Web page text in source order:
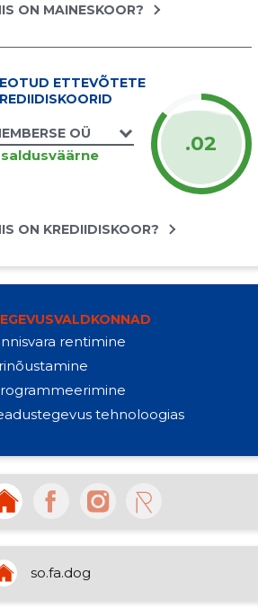
ON MAINESKOOR?
ETTEVÕTETE
OÜ .02
ON KREDIIDISKOOR?
rentimine
tehnoloogias
so.fa.dog